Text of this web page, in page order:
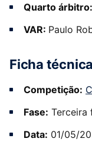
Quarto árbitro:
VAR: Paulo
Ficha técnica
Competição:
Fase: Terceira
Data: 01/05/